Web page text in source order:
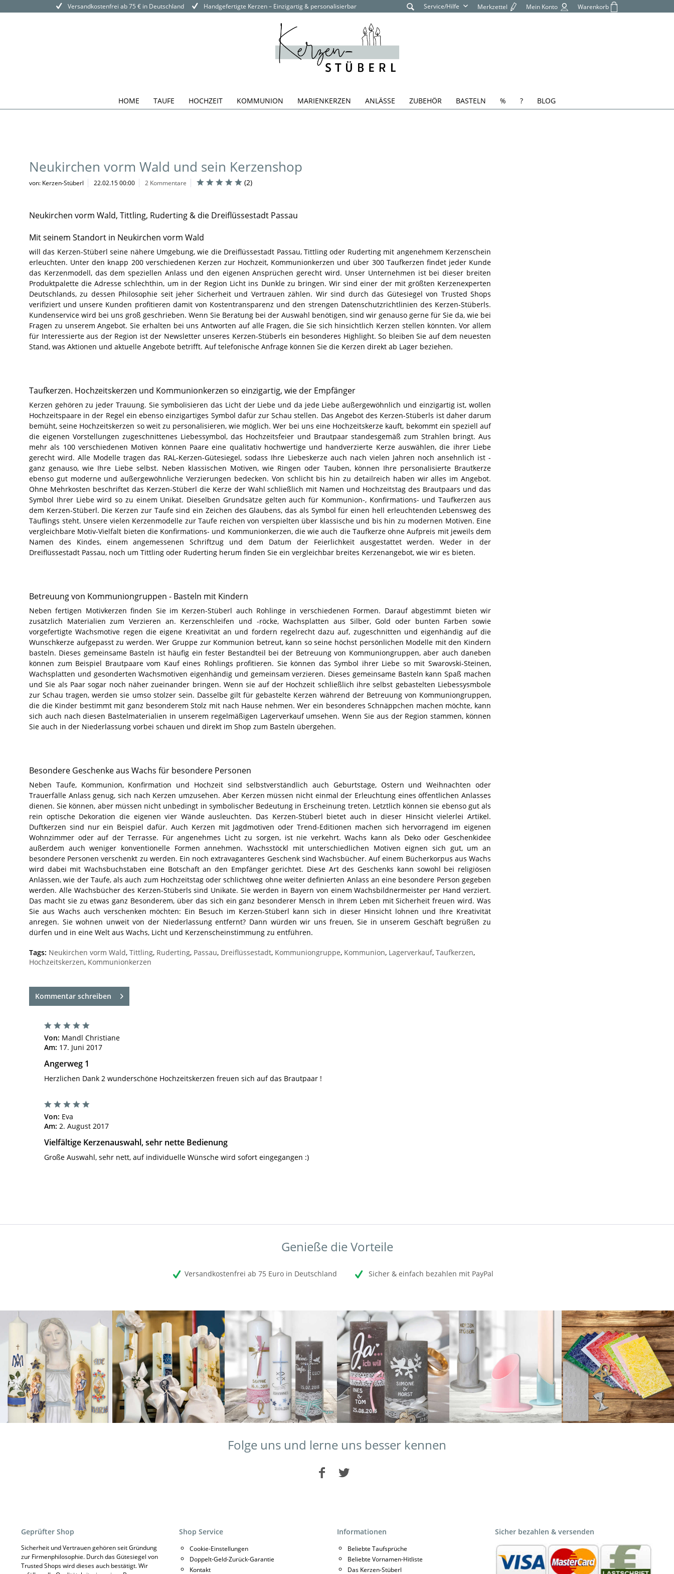
Versandkostenfrei ab 75 € in Deutschland Handgefertigte Kerzen – Einzigartig & personalisierbar Service/Hilfe Merkzettel Mein Konto Warenkorb
HOME TAUFE HOCHZEIT KOMMUNION MARIENKERZEN ANLÄSSE ZUBEHÖR BASTELN % ? BLOG
Neukirchen vorm Wald und sein Kerzenshop
von: Kerzen-Stüberl 22.02.15 00:00 2 Kommentare (2)
Neukirchen vorm Wald, Tittling, Ruderting & die Dreiflüssestadt Passau
Mit seinem Standort in Neukirchen vorm Wald
will das Kerzen-Stüberl seine nähere Umgebung, wie die Dreiflüssestadt Passau, Tittling oder Ruderting mit angenehmem Kerzenschein
erleuchten. Unter den knapp 200 verschiedenen Kerzen zur Hochzeit, Kommunionkerzen und über 300 Taufkerzen findet jeder Kunde
das Kerzenmodell, das dem speziellen Anlass und den eigenen Ansprüchen gerecht wird. Unser Unternehmen ist bei dieser breiten
Produktpalette die Adresse schlechthin, um in der Region Licht ins Dunkle zu bringen. Wir sind einer der mit größten Kerzenexperten
Deutschlands, zu dessen Philosophie seit jeher Sicherheit und Vertrauen zählen. Wir sind durch das Gütesiegel von Trusted Shops
verifiziert und unsere Kunden profitieren damit von Kostentransparenz und den strengen Datenschutzrichtlinien des Kerzen-Stüberls.
Kundenservice wird bei uns groß geschrieben. Wenn Sie Beratung bei der Auswahl benötigen, sind wir genauso gerne für Sie da, wie bei
Fragen zu unserem Angebot. Sie erhalten bei uns Antworten auf alle Fragen, die Sie sich hinsichtlich Kerzen stellen könnten. Vor allem
für Interessierte aus der Region ist der Newsletter unseres Kerzen-Stüberls ein besonderes Highlight. So bleiben Sie auf dem neuesten
Stand, was Aktionen und aktuelle Angebote betrifft. Auf telefonische Anfrage können Sie die Kerzen direkt ab Lager beziehen.
Taufkerzen. Hochzeitskerzen und Kommunionkerzen so einzigartig, wie der Empfänger
Kerzen gehören zu jeder Trauung. Sie symbolisieren das Licht der Liebe und da jede Liebe außergewöhnlich und einzigartig ist, wollen
Hochzeitspaare in der Regel ein ebenso einzigartiges Symbol dafür zur Schau stellen. Das Angebot des Kerzen-Stüberls ist daher darum
bemüht, seine Hochzeitskerzen so weit zu personalisieren, wie möglich. Wer bei uns eine Hochzeitskerze kauft, bekommt ein speziell auf
die eigenen Vorstellungen zugeschnittenes Liebessymbol, das Hochzeitsfeier und Brautpaar standesgemäß zum Strahlen bringt. Aus
mehr als 100 verschiedenen Motiven können Paare eine qualitativ hochwertige und handverzierte Kerze auswählen, die ihrer Liebe
gerecht wird. Alle Modelle tragen das RAL-Kerzen-Gütesiegel, sodass Ihre Liebeskerze auch nach vielen Jahren noch ansehnlich ist -
ganz genauso, wie Ihre Liebe selbst. Neben klassischen Motiven, wie Ringen oder Tauben, können Ihre personalisierte Brautkerze
ebenso gut moderne und außergewöhnliche Verzierungen bedecken. Von schlicht bis hin zu detailreich haben wir alles im Angebot.
Ohne Mehrkosten beschriftet das Kerzen-Stüberl die Kerze der Wahl schließlich mit Namen und Hochzeitstag des Brautpaars und das
Symbol Ihrer Liebe wird so zu einem Unikat. Dieselben Grundsätze gelten auch für Kommunion-, Konfirmations- und Taufkerzen aus
dem Kerzen-Stüberl. Die Kerzen zur Taufe sind ein Zeichen des Glaubens, das als Symbol für einen hell erleuchtenden Lebensweg des
Täuflings steht. Unsere vielen Kerzenmodelle zur Taufe reichen von verspielten über klassische und bis hin zu modernen Motiven. Eine
vergleichbare Motiv-Vielfalt bieten die Konfirmations- und Kommunionkerzen, die wie auch die Taufkerze ohne Aufpreis mit jeweils dem
Namen des Kindes, einem angemessenen Schriftzug und dem Datum der Feierlichkeit ausgestattet werden. Weder in der
Dreiflüssestadt Passau, noch um Tittling oder Ruderting herum finden Sie ein vergleichbar breites Kerzenangebot, wie wir es bieten.
Betreuung von Kommuniongruppen - Basteln mit Kindern
Neben fertigen Motivkerzen finden Sie im Kerzen-Stüberl auch Rohlinge in verschiedenen Formen. Darauf abgestimmt bieten wir
zusätzlich Materialien zum Verzieren an. Kerzenschleifen und -röcke, Wachsplatten aus Silber, Gold oder bunten Farben sowie
vorgefertigte Wachsmotive regen die eigene Kreativität an und fordern regelrecht dazu auf, zugeschnitten und eigenhändig auf die
Wunschkerze aufgepasst zu werden. Wer Gruppe zur Kommunion betreut, kann so seine höchst persönlichen Modelle mit den Kindern
basteln. Dieses gemeinsame Basteln ist häufig ein fester Bestandteil bei der Betreuung von Kommuniongruppen, aber auch daneben
können zum Beispiel Brautpaare vom Kauf eines Rohlings profitieren. Sie können das Symbol ihrer Liebe so mit Swarovski-Steinen,
Wachsplatten und gesonderten Wachsmotiven eigenhändig und gemeinsam verzieren. Dieses gemeinsame Basteln kann Spaß machen
und Sie als Paar sogar noch näher zueinander bringen. Wenn sie auf der Hochzeit schließlich ihre selbst gebastelten Liebessysmbole
zur Schau tragen, werden sie umso stolzer sein. Dasselbe gilt für gebastelte Kerzen während der Betreuung von Kommuniongruppen,
die die Kinder bestimmt mit ganz besonderem Stolz mit nach Hause nehmen. Wer ein besonderes Schnäppchen machen möchte, kann
sich auch nach diesen Bastelmaterialien in unserem regelmäßigen Lagerverkauf umsehen. Wenn Sie aus der Region stammen, können
Sie auch in der Niederlassung vorbei schauen und direkt im Shop zum Basteln übergehen.
Besondere Geschenke aus Wachs für besondere Personen
Neben Taufe, Kommunion, Konfirmation und Hochzeit sind selbstverständlich auch Geburtstage, Ostern und Weihnachten oder
Trauerfälle Anlass genug, sich nach Kerzen umzusehen. Aber Kerzen müssen nicht einmal der Erleuchtung eines öffentlichen Anlasses
dienen. Sie können, aber müssen nicht unbedingt in symbolischer Bedeutung in Erscheinung treten. Letztlich können sie ebenso gut als
rein optische Dekoration die eigenen vier Wände ausleuchten. Das Kerzen-Stüberl bietet auch in dieser Hinsicht vielerlei Artikel.
Duftkerzen sind nur ein Beispiel dafür. Auch Kerzen mit Jagdmotiven oder Trend-Editionen machen sich hervorragend im eigenen
Wohnzimmer oder auf der Terrasse. Für angenehmes Licht zu sorgen, ist nie verkehrt. Wachs kann als Deko oder Geschenkidee
außerdem auch weniger konventionelle Formen annehmen. Wachsstöckl mit unterschiedlichen Motiven eignen sich gut, um an
besondere Personen verschenkt zu werden. Ein noch extravaganteres Geschenk sind Wachsbücher. Auf einem Bücherkorpus aus Wachs
wird dabei mit Wachsbuchstaben eine Botschaft an den Empfänger gerichtet. Diese Art des Geschenks kann sowohl bei religiösen
Anlässen, wie der Taufe, als auch zum Hochzeitstag oder schlichtweg ohne weiter definierten Anlass an eine besondere Person gegeben
werden. Alle Wachsbücher des Kerzen-Stüberls sind Unikate. Sie werden in Bayern von einem Wachsbildnermeister per Hand verziert.
Das macht sie zu etwas ganz Besonderem, über das sich ein ganz besonderer Mensch in Ihrem Leben mit Sicherheit freuen wird. Was
Sie aus Wachs auch verschenken möchten: Ein Besuch im Kerzen-Stüberl kann sich in dieser Hinsicht lohnen und Ihre Kreativität
anregen. Sie wohnen unweit von der Niederlassung entfernt? Dann würden wir uns freuen, Sie in unserem Geschäft begrüßen zu
dürfen und in eine Welt aus Wachs, Licht und Kerzenscheinstimmung zu entführen.
Tags: Neukirchen vorm Wald, Tittling, Ruderting, Passau, Dreiflüssestadt, Kommuniongruppe, Kommunion, Lagerverkauf, Taufkerzen,
Hochzeitskerzen, Kommunionkerzen
Kommentar schreiben
Von: Mandl Christiane
Am: 17. Juni 2017
Angerweg 1
Herzlichen Dank 2 wunderschöne Hochzeitskerzen freuen sich auf das Brautpaar !
Von: Eva
Am: 2. August 2017
Vielfältige Kerzenauswahl, sehr nette Bedienung
Große Auswahl, sehr nett, auf individuelle Wünsche wird sofort eingegangen :)
Genieße die Vorteile
Versandkostenfrei ab 75 Euro in Deutschland Sicher & einfach bezahlen mit PayPal
Folge uns und lerne uns besser kennen
Geprüfter Shop
Sicherheit und Vertrauen gehören seit Gründung
zur Firmenphilosophie. Durch das Gütesiegel von
Trusted Shops wird dieses auch bestätigt. Wir
Shop Service
Cookie-Einstellungen
Doppelt-Geld-Zurück-Garantie
Kontakt
Informationen
Beliebte Taufsprüche
Beliebte Vornamen-Hitliste
Das Kerzen-Stüberl
Sicher bezahlen & versenden